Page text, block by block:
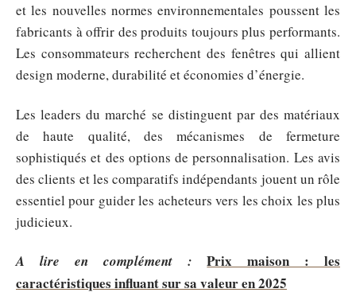
et les nouvelles normes environnementales poussent les
fabricants à offrir des produits toujours plus performants.
Les consommateurs recherchent des fenêtres qui allient
design moderne, durabilité et économies d’énergie.
Les leaders du marché se distinguent par des matériaux
de haute qualité, des mécanismes de fermeture
sophistiqués et des options de personnalisation. Les avis
des clients et les comparatifs indépendants jouent un rôle
essentiel pour guider les acheteurs vers les choix les plus
judicieux.
A lire en complément :
Prix maison : les
caractéristiques influant sur sa valeur en 2025